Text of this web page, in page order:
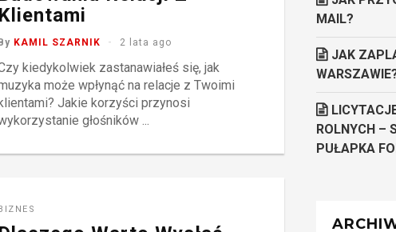
Klientami
By KAMIL SZARNIK 2 lata ago
kiedykolwiek zastanawiałeś się, jak
może wpłynąć na relacje z Twoimi
Jakie korzyści przynosi
głośników ...
MAIL?
JAK
ROLNYCH –
PUŁAPKA